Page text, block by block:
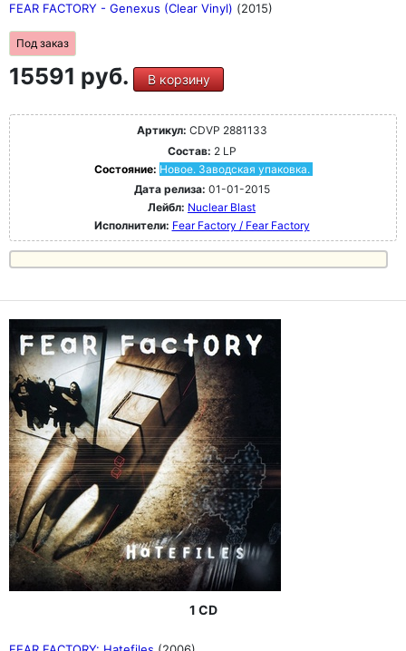
FEAR FACTORY - Genexus (Clear Vinyl) (2015)
Под заказ
15591 руб. В корзину
Артикул: CDVP 2881133
Состав: 2 LP
Состояние: Новое. Заводская упаковка.
Дата релиза: 01-01-2015
Лейбл: Nuclear Blast
Исполнители: Fear Factory / Fear Factory
1 CD